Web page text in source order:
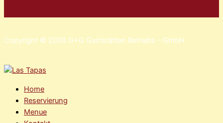
Copyright © 2026 G+G Gaststätten Betriebs – GmbH
Home
Reservierung
Menue